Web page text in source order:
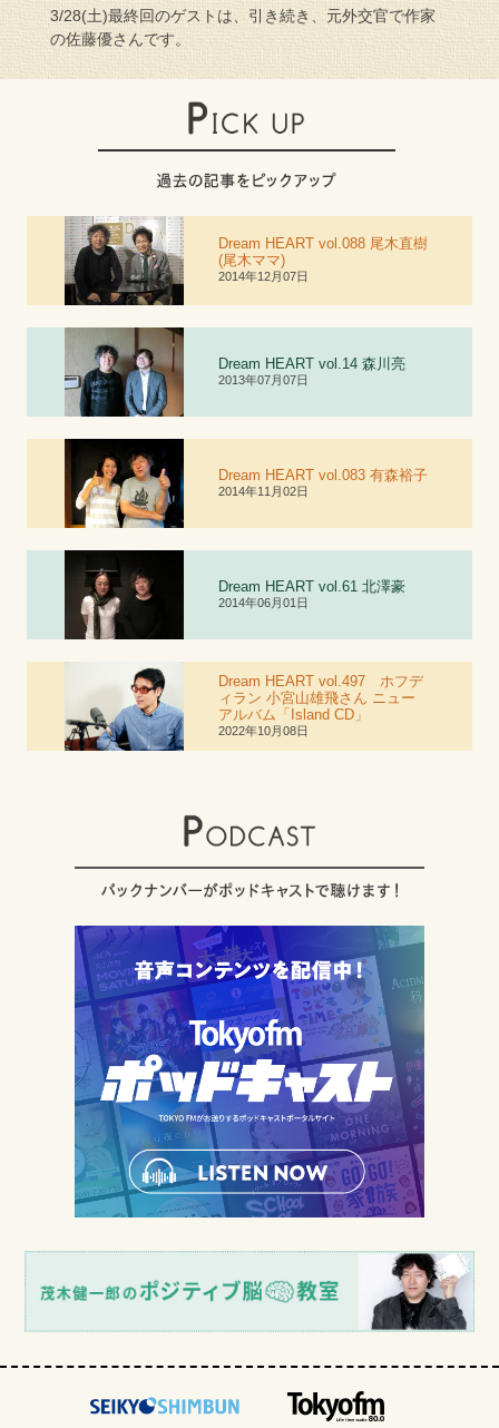
3/28(土)最終回のゲストは、引き続き、元外交官で作家
の佐藤優さんです。
Dream HEART vol.088 尾木直樹
(尾木ママ)
2014年12月07日
Dream HEART vol.14 森川亮
2013年07月07日
Dream HEART vol.083 有森裕子
2014年11月02日
Dream HEART vol.61北澤豪
2014年06月01日
Dream HEART vol.497 ホフデ
ィラン 小宮山雄飛さん ニュー
アルバム「Island CD」
2022年10月08日